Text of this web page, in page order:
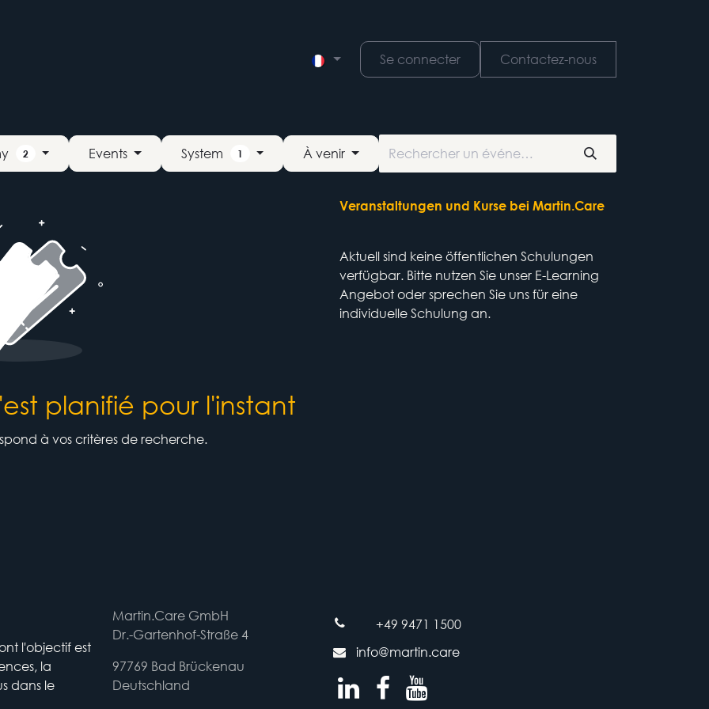
Contact Us ÉvénementsSe connecter Contactez-nous
2 Events System 1 À venir
planifié pour l'instant
à vos critères de recherche.
Veranstaltungen und Kurse bei Martin.Care
Aktuell sind keine öffentlichen Schulungen
verfügbar. Bitte nutzen Sie unser E-Learning
Angebot oder sprechen Sie uns für eine
individuelle Schulung an.
l'objectif est
la
dans le
+49 9471 1500
info@martin.care
Martin.Care GmbH
Dr.-Gartenhof-Straße 4
97769 Bad Brückenau
Deutschland